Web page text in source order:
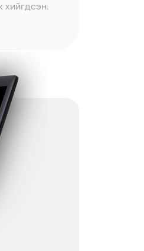
хийгдсэн.